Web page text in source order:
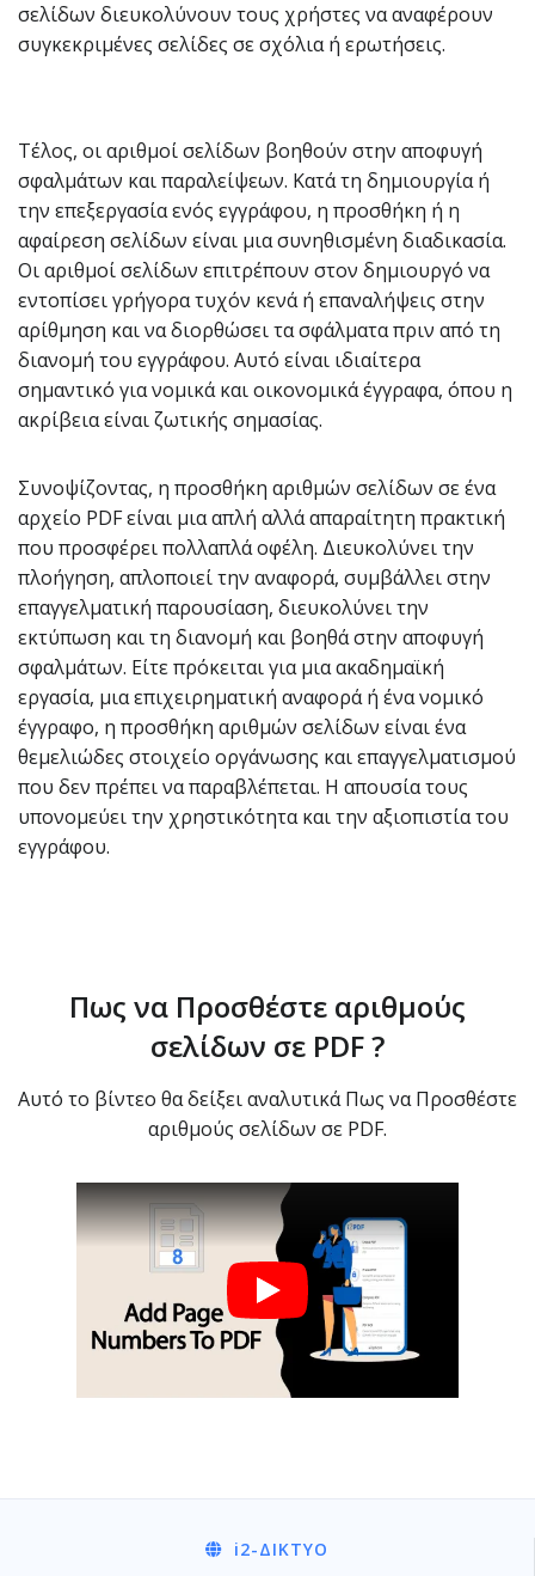
σελίδων διευκολύνουν τους χρήστες να αναφέρουν
συγκεκριμένες σελίδες σε σχόλια ή ερωτήσεις.
Τέλος, οι αριθμοί σελίδων βοηθούν στην αποφυγή
σφαλμάτων και παραλείψεων. Κατά τη δημιουργία ή
την επεξεργασία ενός εγγράφου, η προσθήκη ή η
αφαίρεση σελίδων είναι μια συνηθισμένη διαδικασία.
Οι αριθμοί σελίδων επιτρέπουν στον δημιουργό να
εντοπίσει γρήγορα τυχόν κενά ή επαναλήψεις στην
αρίθμηση και να διορθώσει τα σφάλματα πριν από τη
διανομή του εγγράφου. Αυτό είναι ιδιαίτερα
σημαντικό για νομικά και οικονομικά έγγραφα, όπου η
ακρίβεια είναι ζωτικής σημασίας.
Συνοψίζοντας, η προσθήκη αριθμών σελίδων σε ένα
αρχείο PDF είναι μια απλή αλλά απαραίτητη πρακτική
που προσφέρει πολλαπλά οφέλη. Διευκολύνει την
πλοήγηση, απλοποιεί την αναφορά, συμβάλλει στην
επαγγελματική παρουσίαση, διευκολύνει την
εκτύπωση και τη διανομή και βοηθά στην αποφυγή
σφαλμάτων. Είτε πρόκειται για μια ακαδημαϊκή
εργασία, μια επιχειρηματική αναφορά ή ένα νομικό
έγγραφο, η προσθήκη αριθμών σελίδων είναι ένα
θεμελιώδες στοιχείο οργάνωσης και επαγγελματισμού
που δεν πρέπει να παραβλέπεται. Η απουσία τους
υπονομεύει την χρηστικότητα και την αξιοπιστία του
εγγράφου.
Πως να Προσθέστε αριθμούς
σελίδων σε PDF ?
Αυτό το βίντεο θα δείξει αναλυτικά Πως να Προσθέστε
αριθμούς σελίδων σε PDF.
i2-ΔΊΚΤΥΟ